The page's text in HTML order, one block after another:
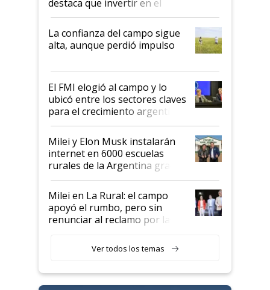
destaca que invertir en el
kirchnerismo era como "darle
plata a un hijo para droga":
Juan Félix Rossetti, el libertario
que de una dura crisis salió
de Milei
La confianza del campo sigue
alta, aunque perdió impulso
El FMI elogió al campo y lo
ubicó entre los sectores claves
para el crecimiento argentino
Milei y Elon Musk instalarán
internet en 6000 escuelas
rurales de la Argentina gracias
a un acuerdo con Starlink
Milei en La Rural: el campo
apoyó el rumbo, pero sin
renunciar al reclamo por las
Ver todos los temas